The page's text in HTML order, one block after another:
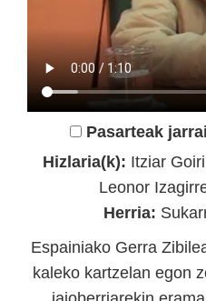
Pasarteak
Hizlaria(k): Itziar
Leonor
Herria:
Espainiako Gerra
kaleko kartzelan egon